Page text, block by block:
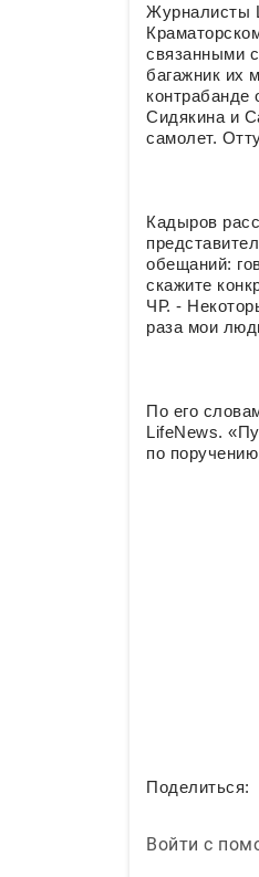
Журналисты
связанными
багажник их
контрабанде
Сидякина и
самолет.
Кадыров
обещаний:
скажите
ЧР. -
раза мои
По его
LifeNews.
по
Поделиться:
Войти с